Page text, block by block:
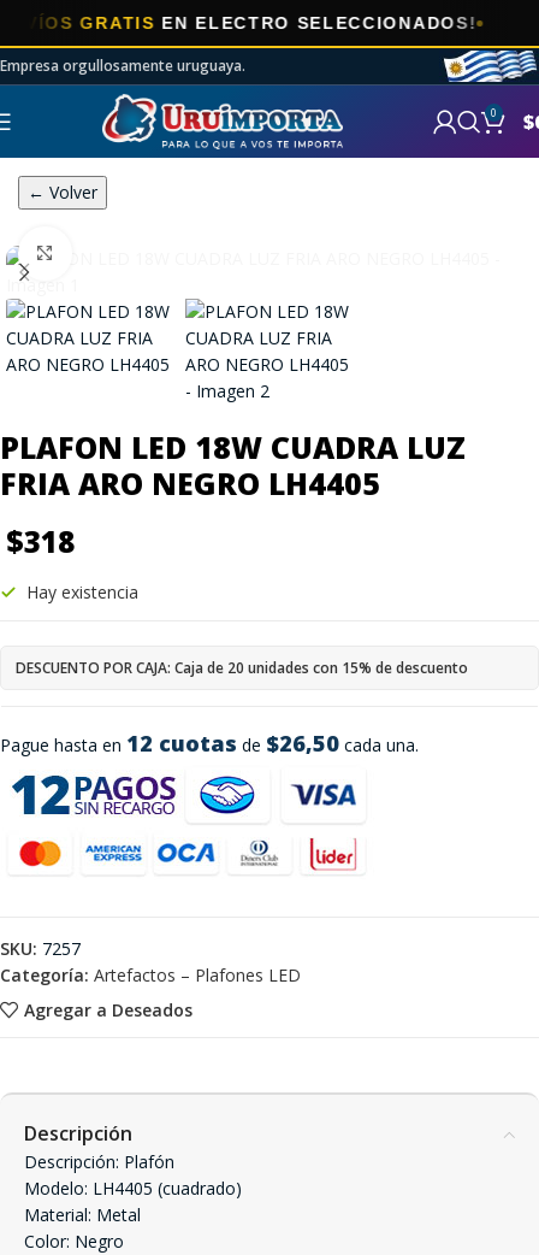
GRATISEN ELECTRO SELECCIONADOS!
Empresa orgullosamente uruguaya.
0 $
← Volver
PLAFON LED 18W CUADRA LUZ
FRIA ARO NEGRO LH4405
$318
Pague hasta en 12 cuotas de $26,50 cada una.
Hay existencia
DESCUENTO POR CAJA: Caja de 20 unidades con 15% de descuento
Agregar a Deseados
SKU: 7257
Categoría: Artefactos – Plafones LED
Descripción
Descripción: Plafón
Modelo: LH4405 (cuadrado)
Material: Metal
Color: Negro